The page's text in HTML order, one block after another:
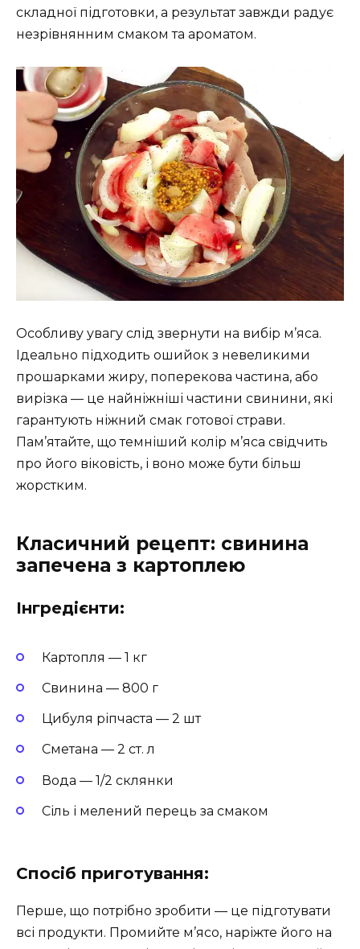
складної підготовки, а результат завжди радує
незрівнянним смаком та ароматом.
Особливу увагу слід звернути на вибір м’яса.
Ідеально підходить ошийок з невеликими
прошарками жиру, поперекова частина, або
вирізка — це найніжніші частини свинини, які
гарантують ніжний смак готової страви.
Пам’ятайте, що темніший колір м’яса свідчить
про його віковість, і воно може бути більш
жорстким.
Класичний рецепт: свинина
запечена з картоплею
Інгредієнти:
Картопля — 1 кг
Свинина — 800 г
Цибуля ріпчаста — 2 шт
Сметана — 2 ст. л
Вода — 1/2 склянки
Сіль і мелений перець за смаком
Спосіб приготування:
Перше, що потрібно зробити — це підготувати
всі продукти. Промийте м’ясо, наріжте його на